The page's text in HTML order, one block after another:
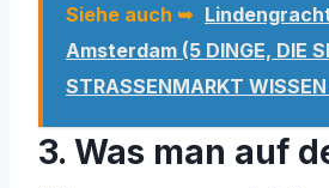
Siehe auch ➥
Amsterdam (5 DINGE, DIE
STRASSENMARKT
3. Was man auf